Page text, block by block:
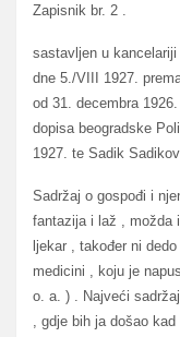
Zapisnik br. 2 .
sastavljen u
dne 5./VIII 1927.
od 31. decembra
dopisa beogradske
1927. te Sadik
Sadržaj o gospođi i
fantazija i laž , možda
ljekar , također ni
medicini , koju je
o. a. ) . Najveći
, gdje bih ja došao